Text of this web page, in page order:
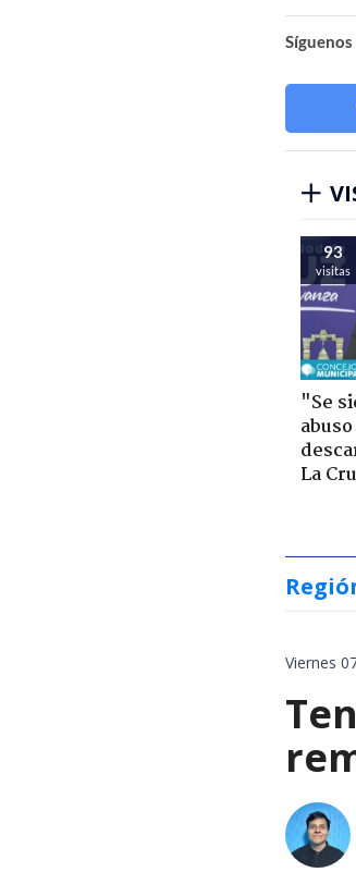
93
visitas
"Se
La
Viernes